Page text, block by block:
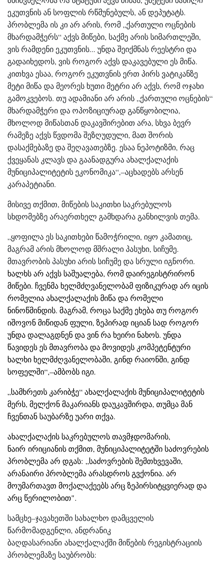
ეკუთვნის ან სოფლის რწმუნებულს, ან დეპუტატს.
პრობლემა ის კი არ არის, რომ „ქართული ოცნების
მხარდამჭერს“ აქვს მიწები, საქმე არის სიმართლეში,
ვის რამდენი ეკუთვნის... უნდა შეიქმნას რეესტრი და
გადაიხედოს, ვის როგორ აქვს დაკავებული ეს მიწა.
კითხვა ესაა, როგორ ეკუთვნის ერთ პირს ვატიკანზე
მეტი მიწა და მეორეს ხუთი მეტრი არ აქვს, რომ ოჯახი
გამოკვებოს. თუ ადამიანი არ არის „ქართული ოცნების“
მხარდამჭერი და ოპოზიციურად განწყობილია,
მხოლოდ მიწასთან დაკავშირებით არა, სხვა ბევრ
რამეზე აქვს წვდომა შეზღუდული, მათ შორის
დასაქმებაზე და შეღავათებზე. ესაა ნეპოტიზმი, რაც
ქვეყანას კლავს და გაანადგურა ახალქალაქის
მუნიციპალიტეტის ეკონომიკა“,–აცხადებს არსენ
კარაპეტიანი.
მისივე თქმით, მიწების საკითხი საკრებულოს
სხდომებზე არაერთხელ გამხდარა განხილვის თემა.
„ყოფილა ეს საკითხები წამოჭრილი, იყო კამათიც,
მაგრამ არის მხოლოდ მშრალი პასუხი, სიჩუმე.
მთავრობის პასუხი არის სიჩუმე და სრული იგნორი.
ხალხს არ აქვს საშუალება, რომ დაირეგისტრირონ
მიწები. ჩვენმა ხელმძღვანელობამ ფიზიკურად არ იცის
რომელია ახალქალაქის მიწა და რომელი
ნინოწმინდის. მაგრამ, როცა საქმე ეხება თუ როგორ
იშოვონ მიწიდან ფული, ზეპირად იციან სად როგორ
უნდა დალაგდნენ და ვინ რა ხეირი ნახოს. უნდა
წავიდეს ეს მთავრობა და მოვიდეს კომპეტენტური
ხალხი ხელმძღვანელობაში, გინდ რაიონში, გინდ
სოფელში“,–ამბობს იგი.
„სამხრეთს კარიბჭე“ ახალქალაქის მუნიციპალიტეტის
მერს, მელქონ მაკარიანს დაუკავშირდა, თუმცა მან
ჩვენთან საუბარზე უარი თქვა.
ახალქალაქის საკრებულოს თავმჯდომარის,
ნაირ ირიციანის თქმით, მუნიციპალიტეტში საძოვრების
პრობლემა არ დგას: „საძოვრების შემთხვევაში,
არანაირი პრობლემა არასდროს გვქონია. არ
მოუმართავთ მოქალაქეებს არც ზეპირსიტყვიერად და
არც წერილობით".
სამცხე–ჯავახეთში სახალხო დამცველის
წარმომადგენლი, ანდრანიკ
ბაღდასარიანი ახალქალაქში მიწების რეგისტრაციის
პრობლემაზე საუბრობს: